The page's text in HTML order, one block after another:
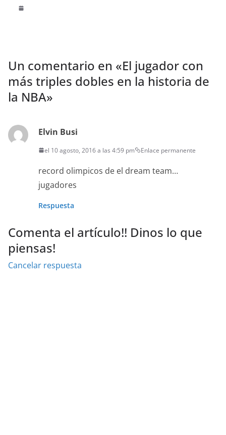
Un comentario en «El jugador con
más triples dobles en la historia de
la NBA»
Elvin Busi
el 10 agosto, 2016 a las 4:59 pm Enlace permanente
record olimpicos de el dream team…
jugadores
Respuesta
Comenta el artículo!! Dinos lo que
piensas!
Cancelar respuesta